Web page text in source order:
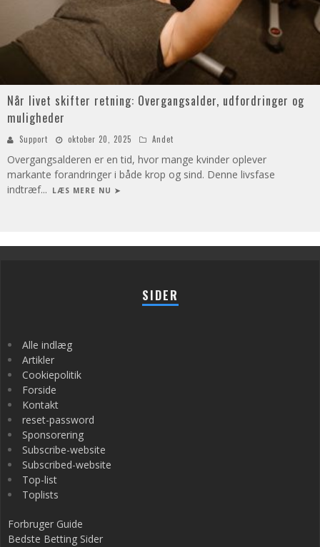
Når livet skifter retning: Overgangsalder, udfordringer og
muligheder
Support oktober 20, 2025 Andet
Overgangsalderen er en tid, hvor mange kvinder oplever
markante forandringer i både krop og sind. Denne livsfase
indtræf... LÆS MERE NU ➤
SIDER
Alle indlæg
Artikler
Cookiepolitik
Forside
Kontakt
reset-password
Sponsorering
Subscribe-website
Subscribed-website
Top-list
Toplists
Forbruger Guide
Bedste Betting Sider